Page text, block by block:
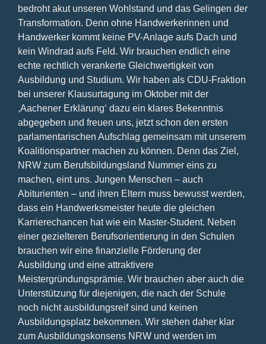
bedroht akut unseren Wohlstand und das Gelingen der
Transformation. Denn ohne Handwerkerinnen und
Handwerker kommt keine PV-Anlage aufs Dach und
kein Windrad aufs Feld. Wir brauchen endlich eine
echte rechtlich verankerte Gleichwertigkeit von
Ausbildung und Studium. Wir haben als CDU-Fraktion
bei unserer Klausurtagung im Oktober mit der
,Aachener Erklärung‘ dazu ein klares Bekenntnis
abgegeben und freuen uns, jetzt schon den ersten
parlamentarischen Aufschlag gemeinsam mit unserem
Koalitionspartner machen zu können. Denn das Ziel,
NRW zum Berufsbildungsland Nummer eins zu
machen, eint uns. Jungen Menschen – auch
Abiturienten – und ihren Eltern muss bewusst werden,
dass ein Handwerksmeister heute die gleichen
Karrierechancen hat wie ein Master-Student. Neben
einer gezielteren Berufsorientierung in den Schulen
brauchen wir eine finanzielle Förderung der
Ausbildung und eine attraktivere
Meistergründungsprämie. Wir brauchen aber auch die
Unterstützung für diejenigen, die nach der Schule
noch nicht ausbildungsreif sind und keinen
Ausbildungsplatz bekommen. Wir stehen daher klar
zum Ausbildungskonsens NRW und werden im